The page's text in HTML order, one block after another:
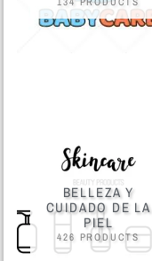
BELLEZA Y
CUIDADO DE LA
PIEL
426 PRODUCTS